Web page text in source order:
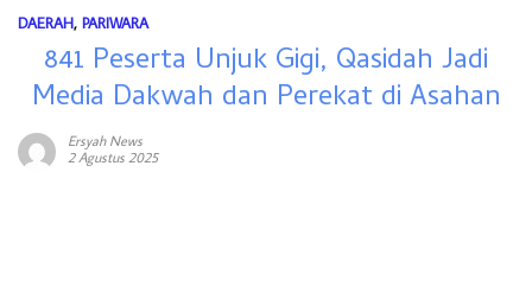
DAERAH, PARIWARA
841 Peserta Unjuk Gigi, Qasidah Jadi
Media Dakwah dan Perekat di Asahan
Ersyah News
2 Agustus 2025